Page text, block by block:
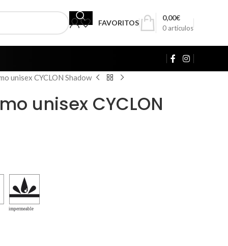
FAVORITOS
0 artículos
0,00€
unisex CYCLON Shadow
unisex CYCLON